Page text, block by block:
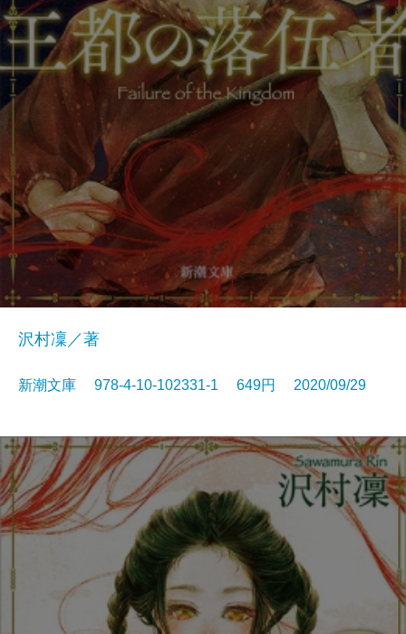
沢村凜／著
新潮文庫 978-4-10-102331-1 649円 2020/09/29